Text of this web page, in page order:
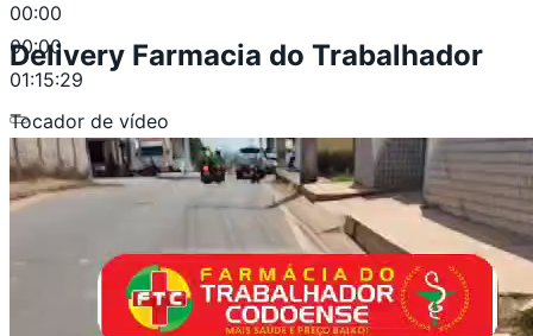
00:00
00:00
01:15:29
Delivery Farmacia do Trabalhador
Tocador de vídeo